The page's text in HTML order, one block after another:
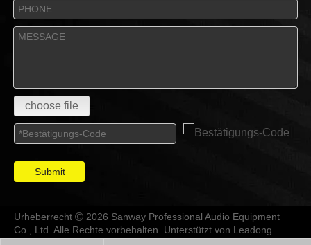
choose file
Submit
Urheberrecht  2026 Sanway Professional Audio Equipment
Co., Ltd. Alle Rechte vorbehalten. Unterstützt von Leadong